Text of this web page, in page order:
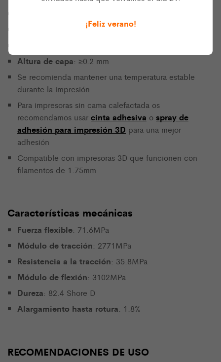
Velocidad de impresión : 25-45 mm/s
Altura de capa: ≥0.2 mm
Se recomienda mantener una temperatura estable
durante la impresión
Para impresoras sin cama calefactada os
recomendamos usar cinta adhesiva o spray de
adhesión para impresión 3D para una mejor
adhesión
Compatible con impresoras 3D que funcionen con
filamentos de 1.75mm
Características mecánicas
Fuerza flexible: 71.6MPa
Módulo de tracción: 2771MPa
Resistencia a la tracción: 35.8MPa
Módulo de flexión: 3102MPa
Dureza: 82.4 Shore D
Alargamiento hasta rotura: 1.8%
RECOMENDACIONES DE USO
¡Feliz verano!